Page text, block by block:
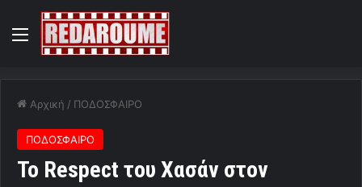
Menu
Αρχική / ΠΟΔΟΣΦΑΙΡΟ
ΠΟΔΟΣΦΑΙΡΟ
Το Respect του Χασάν στον